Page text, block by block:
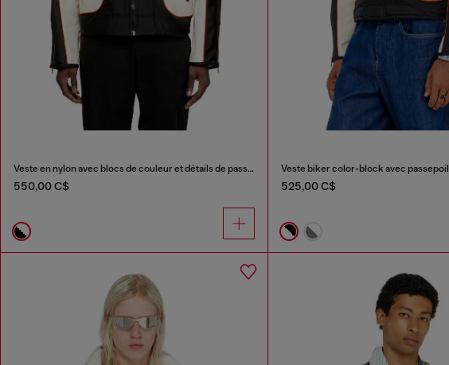
Veste en nylon avec blocs de couleur et détails de passepoil
550,00 C$
Veste biker color-block avec passepoil
525,00 C$